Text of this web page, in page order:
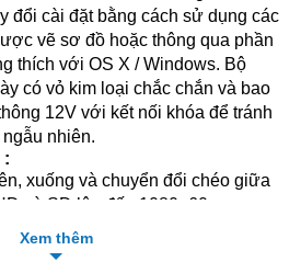
đổi cài đặt bằng cách sử dụng các
vẽ sơ đồ hoặc thông qua phần
thích với OS X / Windows. Bộ
có vỏ kim loại chắc chắn và bao
12V với kết nối khóa để tránh
nhiên.
:
xuống và chuyển đổi chéo giữa
và SD lên đến 1080p60
SDI đơn
SDI, một đầu ra lặp lại
Xem thêm